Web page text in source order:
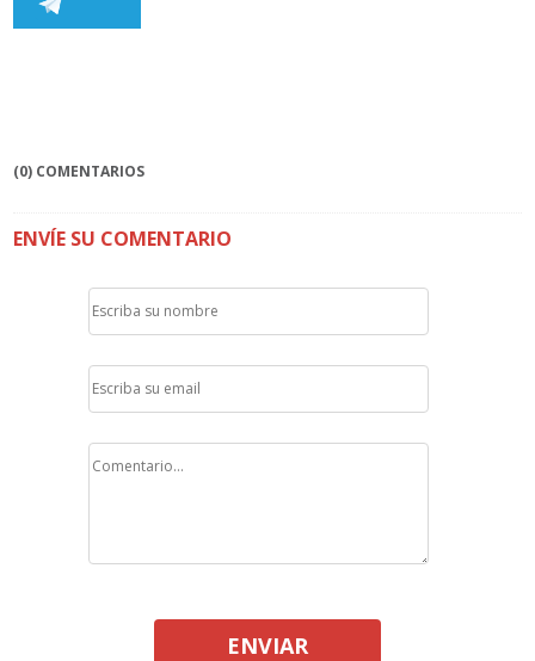
(0) COMENTARIOS
ENVÍE SU COMENTARIO
ENVIAR